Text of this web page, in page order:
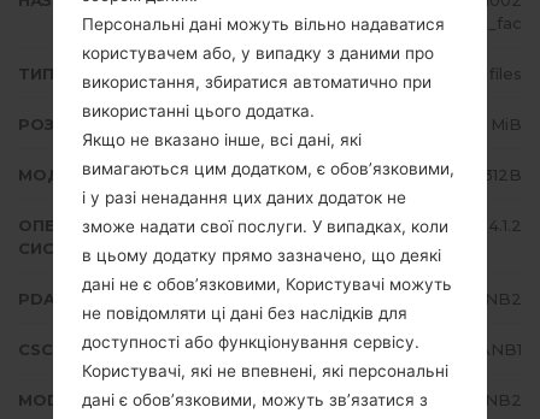
0_05h9xdk6fj_fac
ТИП ПРОШИВКИ 4 files
РОЗМІР ФАЙЛУ 530.63 MiB
МОДЕЛЬ Samsung GT-S5312B
ОПЕРАЦІЙНА
СИСТЕМА
Android Jelly Bean 4.1.2
PDA/AP ВЕРСІЯ S5312BVJANB2
CSC ВЕРСІЯ S5312BUUBANB1
MODEM/CP ВЕРСІЯ S5312BVJANB2
Персональні дані можуть вільно надаватися
користувачем або, у випадку з даними про
використання, збиратися автоматично при
використанні цього додатка.
Якщо не вказано інше, всі дані, які
вимагаються цим додатком, є обов’язковими,
і у разі ненадання цих даних додаток не
зможе надати свої послуги. У випадках, коли
в цьому додатку прямо зазначено, що деякі
дані не є обов’язковими, Користувачі можуть
не повідомляти ці дані без наслідків для
доступності або функціонування сервісу.
Користувачі, які не впевнені, які персональні
дані є обов’язковими, можуть зв’язатися з